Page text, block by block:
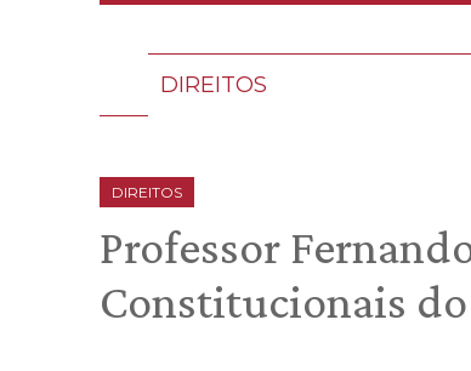
DIREITOS
DIREITOS
Professor
Constitucionais